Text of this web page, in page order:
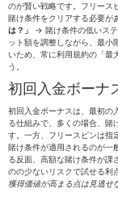
のが賢い戦略です。フリース
賭け条件をクリアする必要が
は？」
→ 賭け条件の低いス
ット額を調整しながら、最小
いため、常に利用規約の「最
う。
初回入金ボーナ
初回入金ボーナスは、最初の
る仕組みで、多くの場合、賭
す。一方、フリースピンは指
賭け条件が適用されるのが一
る反面、高額な賭け条件が課
のの少ないリスクで試せる利
獲得価値が高まる点は見逃せ